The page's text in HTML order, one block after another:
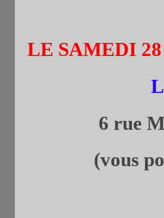
LE SAMEDI
6 rue
(vous
et surtout